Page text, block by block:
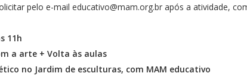
pelo e-mail educativo@mam.org.br após a atividade,
11h
a arte + Volta às aulas
no Jardim de esculturas, com MAM educativo